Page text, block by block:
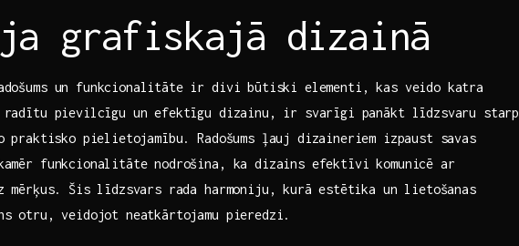
grafiskajā dizainā
‌un funkcionalitāte ir divi būtiski ​elementi, kas‌ veido katra
radītu pievilcīgu un efektīgu dizainu, ir svarīgi panākt līdzsvaru starp
praktisko‍ pielietojamību. Radošums ļauj dizaineriem ⁣izpaust savas
funkcionalitāte nodrošina, ka dizains efektīvi komunicē ar
mērķus. Šis līdzsvars rada ‌harmoniju, kurā⁤ estētika un lietošanas
otru, veidojot neatkārtojamu pieredzi.